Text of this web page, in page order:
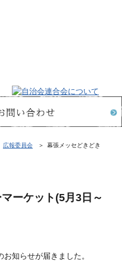
広報委員会
幕張メッセどきどき
ーケット(5月3日～
知らせが届きました。